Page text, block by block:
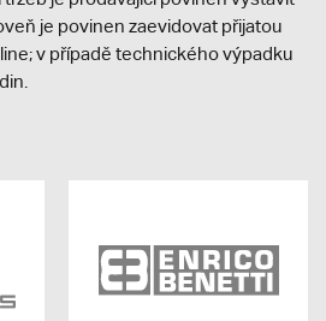
je povinen zaevidovat přijatou
v případě technického výpadku